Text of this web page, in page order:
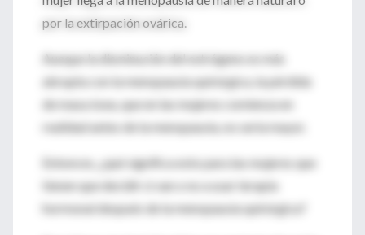
por la extirpación ovárica.
Aunque la disminución del estrógeno es más
abrupta con la menopausia quirúrgica, la pérdida
de masa ósea, que en las mujeres comienza en
realidad antes de la menopausia, no sería mayor.
Entonces, ¿qué significa esto para las mujeres que
tienen que decidir si van o no a usar terapia
hormonal después de la menopausia quirúrgica?